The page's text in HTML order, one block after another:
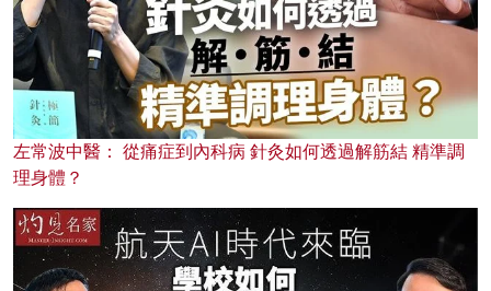
左常波中醫： 從痛症到內科病 針灸如何透過解筋結 精準調
理身體？